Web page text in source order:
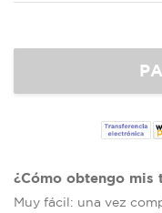
¿Cómo obtengo mis
Muy fácil: una vez